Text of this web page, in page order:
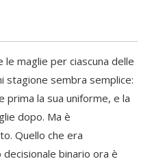
maglie per ciascuna delle
stagione sembra semplice:
prima la sua uniforme, e la
dopo. Ma è
Quello che era
binario ora è